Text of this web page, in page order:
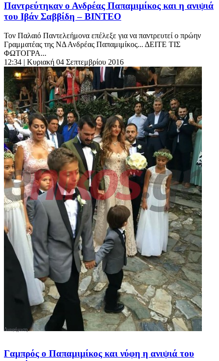
Παντρεύτηκαν ο Ανδρέας Παπαμιμίκος και η ανιψιά
του Ιβάν Σαββίδη – ΒΙΝΤΕΟ
Τον Παλαιό Παντελεήμονα επέλεξε για να παντρευτεί ο πρώην
Γραμματέας της ΝΔ Ανδρέας Παπαμιμίκος... ΔΕΙΤΕ ΤΙΣ
ΦΩΤΟΓΡΑ...
12:34 | Κυριακή 04 Σεπτεμβρίου 2016
Γαμπρός ο Παπαμιμίκος και νύφη η ανιψιά του